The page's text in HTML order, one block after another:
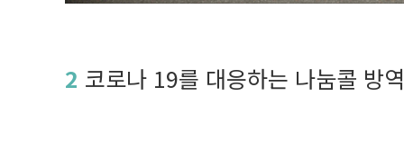
2 코로나 19를 대응하는 나눔콜 방